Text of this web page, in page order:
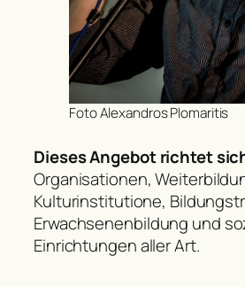
Foto Alexandros Plomaritis
Dieses Angebot richtet
Organisationen,
Kulturinstitutione,
Erwachsenenbildung und
Einrichtungen aller Art.